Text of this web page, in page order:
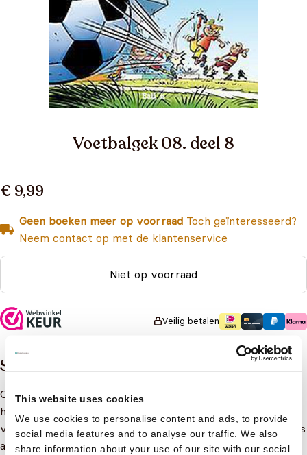
This website uses cookies
We use cookies to personalise content and ads, to provide
social media features and to analyse our traffic. We also
share information about your use of our site with our social
Voetbalgek 08. deel 8
€ 9,99
Geen boeken meer op voorraad Toch geïnteresseerd?
Neem contact op met de klantenservice
Niet op voorraad
Veilig betalen
Samenvatting
Opschudding bij FC Leerklooiers! Trainer Marcel Vangool
heeft het groot lot gewonnen en wil zijn fortuin in zijn
voetbalclub steken. Hij trekt drie beroemde topvoetballers
aan, die zijn ploeg en de supporters een tweede adem